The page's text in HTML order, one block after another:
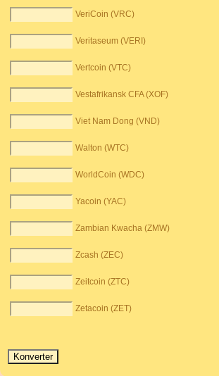
VeriCoin (VRC)
Veritaseum (VERI)
Vertcoin (VTC)
Vestafrikansk CFA (XOF)
Viet Nam Dong (VND)
Walton (WTC)
WorldCoin (WDC)
Yacoin (YAC)
Zambian Kwacha (ZMW)
Zcash (ZEC)
Zeitcoin (ZTC)
Zetacoin (ZET)